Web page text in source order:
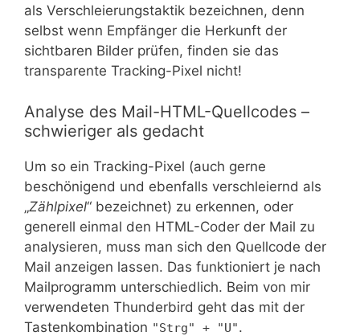
als Verschleierungstaktik bezeichnen, denn
selbst wenn Empfänger die Herkunft der
sichtbaren Bilder prüfen, finden sie das
transparente Tracking-Pixel nicht!
Analyse des Mail-HTML-Quellcodes –
schwieriger als gedacht
Um so ein Tracking-Pixel (auch gerne
beschönigend und ebenfalls verschleiernd als
„Zählpixel“ bezeichnet) zu erkennen, oder
generell einmal den HTML-Coder der Mail zu
analysieren, muss man sich den Quellcode der
Mail anzeigen lassen. Das funktioniert je nach
Mailprogramm unterschiedlich. Beim von mir
verwendeten Thunderbird geht das mit der
Tastenkombination "Strg" + "U".